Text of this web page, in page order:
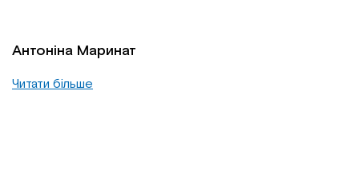
Антоніна Маринат
Читати більше